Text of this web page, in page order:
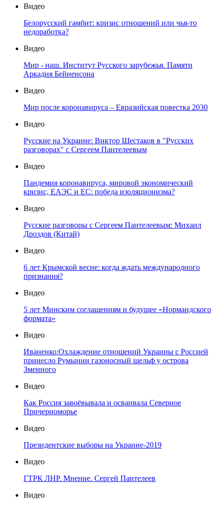
Видео
Белорусский гамбит: кризис отношений или чья-то
недоработка?
Видео
Мир - наш. Институт Русского зарубежья. Памяти
Аркадия Бейненсона
Видео
Мир после коронавируса – Евразийская повестка 2030
Видео
Русские на Украине: Виктор Шестаков в "Русских
разговорах" с Сергеем Пантелеевым
Видео
Пандемия коронавируса, мировой экономический
кризис, ЕАЭС и ЕС: победа изоляционизма?
Видео
Русские разговоры с Сергеем Пантелеевым: Михаил
Дроздов (Китай)
Видео
6 лет Крымской весне: когда ждать международного
признания?
Видео
5 лет Минским соглашениям и будущее «Нормандского
формата»
Видео
Иваненко:Охлаждение отношений Украины с Россией
принесло Румынии газоносный шельф у острова
Змеиного
Видео
Как Россия завоёвывала и осваивала Северное
Причерноморье
Видео
Президентские выборы на Украине-2019
Видео
ГТРК ЛНР. Мнение. Сергей Пантелеев
Видео